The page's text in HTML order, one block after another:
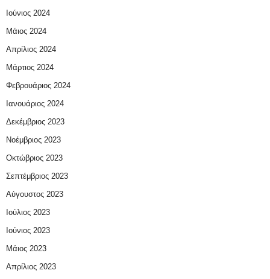
Ιούνιος 2024
Μάιος 2024
Απρίλιος 2024
Μάρτιος 2024
Φεβρουάριος 2024
Ιανουάριος 2024
Δεκέμβριος 2023
Νοέμβριος 2023
Οκτώβριος 2023
Σεπτέμβριος 2023
Αύγουστος 2023
Ιούλιος 2023
Ιούνιος 2023
Μάιος 2023
Απρίλιος 2023